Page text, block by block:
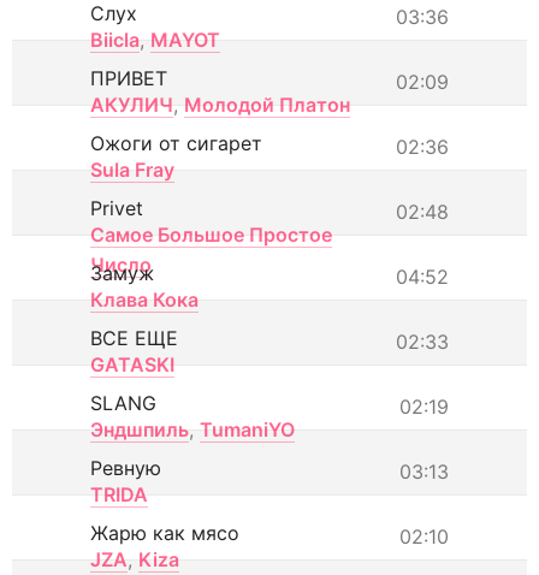
03:36
Слух
Biicla, MAYOT
02:09
ПРИВЕТ
АКУЛИЧ, Молодой Платон
02:36
Ожоги от сигарет
Sula Fray
02:48
Privet
Самое Большое Простое
Число
04:52
Замуж
Клава Кока
02:33
ВСЕ ЕЩЕ
GATASKI
02:19
SLANG
Эндшпиль, TumaniYO
03:13
Ревную
TRIDA
02:10
Жарю как мясо
JZA, Kiza